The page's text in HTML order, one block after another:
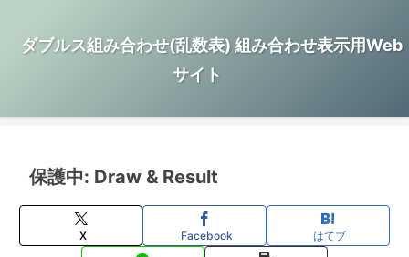
ダブルス組み合わせ(乱数表) 組み合わせ表示用Web
サイト
保護中: Draw & Result
X Facebook はてブ